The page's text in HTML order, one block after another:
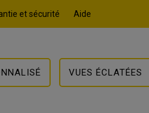
et sécurité Aide
VUES ÉCLATÉES